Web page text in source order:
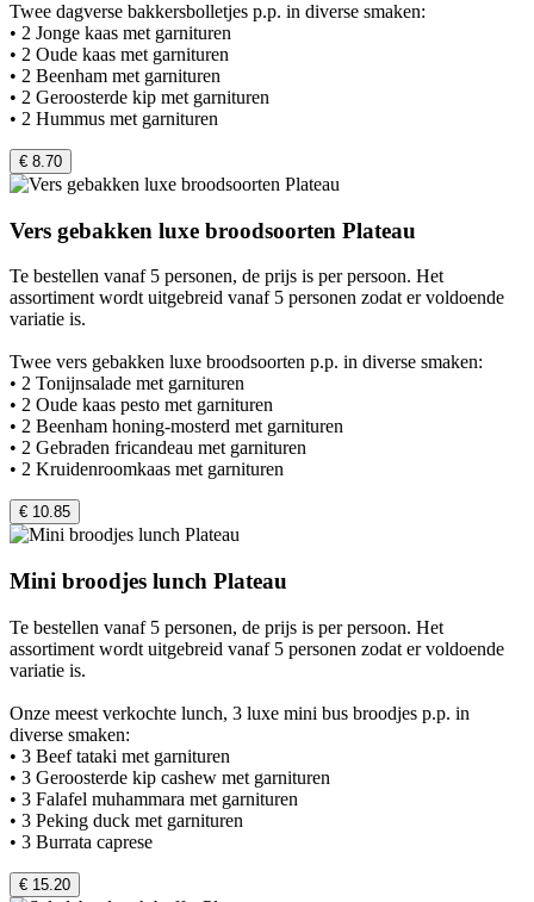
Twee dagverse bakkersbolletjes p.p. in diverse smaken:
• 2 Jonge kaas met garnituren
• 2 Oude kaas met garnituren
• 2 Beenham met garnituren
• 2 Geroosterde kip met garnituren
• 2 Hummus met garnituren
€ 8.70
Vers gebakken luxe broodsoorten Plateau
Te bestellen vanaf 5 personen, de prijs is per persoon. Het
assortiment wordt uitgebreid vanaf 5 personen zodat er voldoende
variatie is.
Twee vers gebakken luxe broodsoorten p.p. in diverse smaken:
• 2 Tonijnsalade met garnituren
• 2 Oude kaas pesto met garnituren
• 2 Beenham honing-mosterd met garnituren
• 2 Gebraden fricandeau met garnituren
• 2 Kruidenroomkaas met garnituren
€ 10.85
Mini broodjes lunch Plateau
Te bestellen vanaf 5 personen, de prijs is per persoon. Het
assortiment wordt uitgebreid vanaf 5 personen zodat er voldoende
variatie is.
Onze meest verkochte lunch, 3 luxe mini bus broodjes p.p. in
diverse smaken:
• 3 Beef tataki met garnituren
• 3 Geroosterde kip cashew met garnituren
• 3 Falafel muhammara met garnituren
• 3 Peking duck met garnituren
• 3 Burrata caprese
€ 15.20